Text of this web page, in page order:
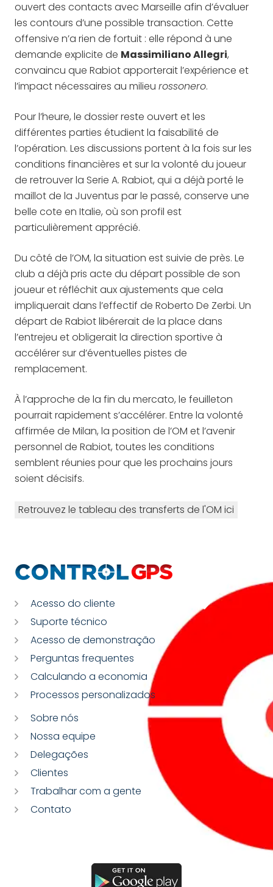
ouvert des contacts avec Marseille afin d’évaluer
les contours d’une possible transaction. Cette
offensive n’a rien de fortuit : elle répond à une
demande explicite de Massimiliano Allegri,
convaincu que Rabiot apporterait l’expérience et
l’impact nécessaires au milieu rossonero.
Pour l’heure, le dossier reste ouvert et les
différentes parties étudient la faisabilité de
l’opération. Les discussions portent à la fois sur les
conditions financières et sur la volonté du joueur
de retrouver la Serie A. Rabiot, qui a déjà porté le
maillot de la Juventus par le passé, conserve une
belle cote en Italie, où son profil est
particulièrement apprécié.
Du côté de l’OM, la situation est suivie de près. Le
club a déjà pris acte du départ possible de son
joueur et réfléchit aux ajustements que cela
impliquerait dans l’effectif de Roberto De Zerbi. Un
départ de Rabiot libérerait de la place dans
l’entrejeu et obligerait la direction sportive à
accélérer sur d’éventuelles pistes de
remplacement.
À l’approche de la fin du mercato, le feuilleton
pourrait rapidement s’accélérer. Entre la volonté
affirmée de Milan, la position de l’OM et l’avenir
personnel de Rabiot, toutes les conditions
semblent réunies pour que les prochains jours
soient décisifs.
Retrouvez le tableau des transferts de l'OM ici
Acesso do cliente
Suporte técnico
Acesso de demonstração
Perguntas frequentes
Calculando a economia
Processos personalizados
Sobre nós
Nossa equipe
Delegações
Clientes
Trabalhar com a gente
Contato